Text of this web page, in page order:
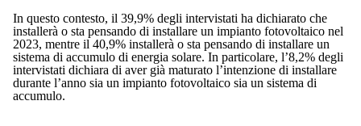
In questo contesto, il 39,9% degli intervistati ha dichiarato che
installerà o sta pensando di installare un impianto fotovoltaico nel
2023, mentre il 40,9% installerà o sta pensando di installare un
sistema di accumulo di energia solare. In particolare, l’8,2% degli
intervistati dichiara di aver già maturato l’intenzione di installare
durante l’anno sia un impianto fotovoltaico sia un sistema di
accumulo.